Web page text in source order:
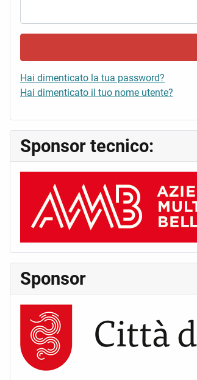
Hai dimenticato la tua password?
Hai dimenticato il tuo nome utente?
Sponsor tecnico:
Sponsor